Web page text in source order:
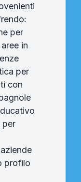
per
in
per
con
per
profilo